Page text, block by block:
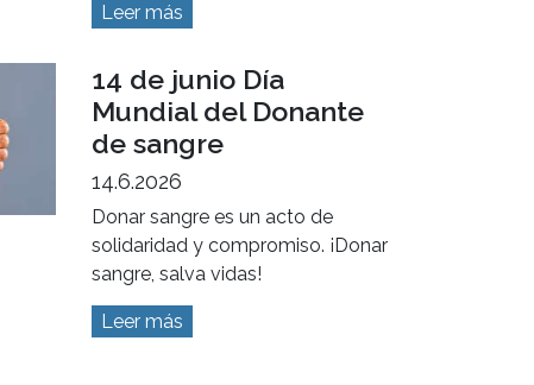
Leer más
14 de junio Día
Mundial del Donante
de sangre
14.6.2026
Donar sangre es un acto de
solidaridad y compromiso. ¡Donar
sangre, salva vidas!
Leer más